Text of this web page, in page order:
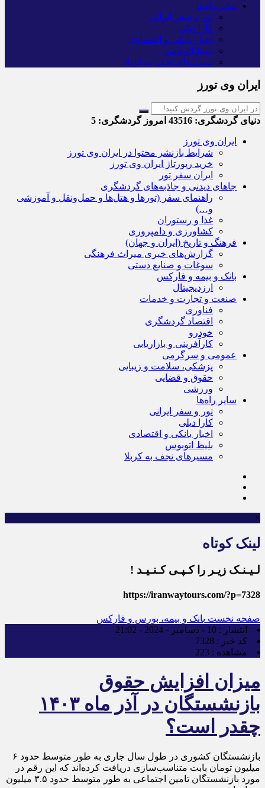
سایر راه‌ها
تور و سفر ایرانی
کارا دیلی
اخبار بانکی و اقتصادی
بلیط اتوبوس
مسیرهای نجف به کربلا
ایران وی تورز
دنیای گردشگری: امروز گردشگری:
ایران وی تورز
شرایط بازنشر محتوا در ایران وی تورز
خرید رپورتاژ ایران وی تورز
ایران سفر تور
جاهای دیدنی و جاذبه‌های گردشگری
راهنمای سفر (تورها و هتل‌ها و حمل‌و‌نقل و آموزشی
و…)
غذا و رستوران
کشاورزی و دامپروری
فرهنگ و تاریخ (ایران و جهان)
گزارش‌های خبری میراث فرهنگی
سوغات و صنایع دستی
بانک و بیمه و فارکس
ارزدیجیتال
صنعت و تجارت و خدمات
فناوری
اقتصاد گردشگری
خودرو
کارآفرینی و بازاریابی
عمومی و سرگرمی
پزشکی، سلامت و زیبایی
حقوق و قضایی
ورزشی
سایر راه‌ها
تور و سفر ایرانی
کارا دیلی
اخبار بانکی و اقتصادی
بلیط اتوبوس
مسیرهای نجف به کربلا
×
لینک کوتاه
لـیـنـک زیـر را کـپـی کـنـیـد !
https://iranwaytours.com/?p=7328
صفحه نخست بانک و بیمه، بورس و فارکس
انتشار : 10 - دسامبر - 2024 - 21:02
کد خبر : 7328
مشاهده : 223
میزان افزایش حقوق
بازنشستگان در آذر ماه ۱۴۰۳
چقدر است؟
بازنشستگان کشوری در طول سال جاری به طور متوسط حدود ۶
میلیون تومان بابت متناسب‌سازی دریافت کرده‌اند که این رقم در
مورد بازنشستگان تامین اجتماعی به طور متوسط حدود ۳.۵ میلیون